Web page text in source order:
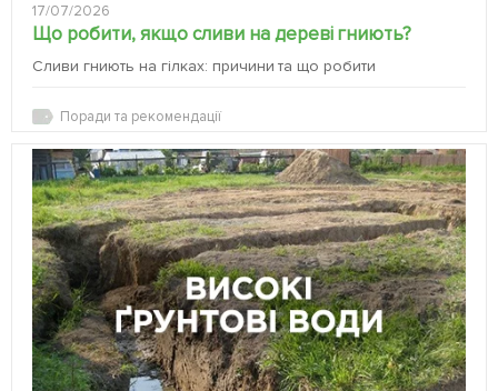
17/07/2026
Що робити, якщо сливи на дереві гниють?
Сливи гниють на гілках: причини та що робити
Поради та рекомендації